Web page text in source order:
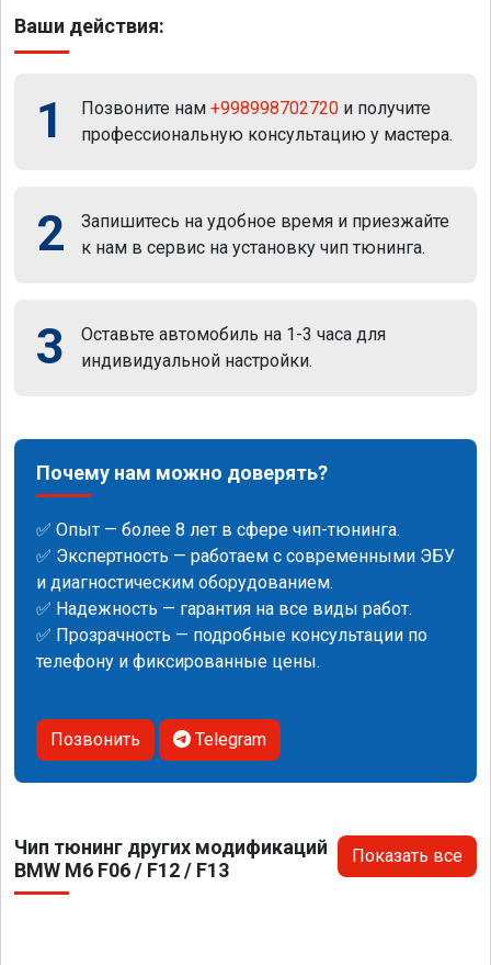
Ваши действия:
1 Позвоните нам +998998702720 и получите
профессиональную консультацию у мастера.
2
Запишитесь на удобное время и приезжайте
к нам в сервис на установку чип тюнинга.
3
Оставьте автомобиль на 1-3 часа для
индивидуальной настройки.
Почему нам можно доверять?
✅ Опыт — более 8 лет в сфере чип-тюнинга.
✅ Экспертность — работаем с современными ЭБУ
и диагностическим оборудованием.
✅ Надежность — гарантия на все виды работ.
✅ Прозрачность — подробные консультации по
телефону и фиксированные цены.
Позвонить Telegram
Чип тюнинг других модификаций
BMW M6 F06 / F12 / F13
Показать все